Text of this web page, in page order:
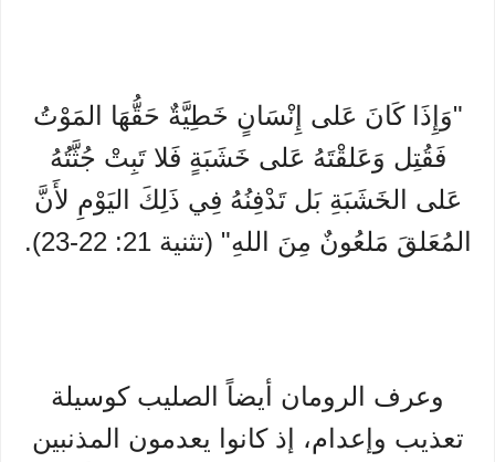
"وَإِذَا كَانَ عَلى إِنْسَانٍ خَطِيَّةٌ حَقُّهَا المَوْتُ
فَقُتِل وَعَلقْتَهُ عَلى خَشَبَةٍ فَلا تَبِتْ جُثَّتُهُ
عَلى الخَشَبَةِ بَل تَدْفِنُهُ فِي ذَلِكَ اليَوْمِ لأَنَّ
المُعَلقَ مَلعُونٌ مِنَ اللهِ" (تثنية 21: 22-23).
وعرف الرومان أيضاً الصليب كوسيلة
تعذيب وإعدام، إذ كانوا يعدمون المذنبين